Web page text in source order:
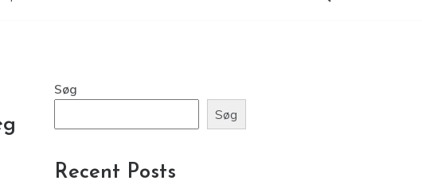
Søg
Søg
Recent Posts